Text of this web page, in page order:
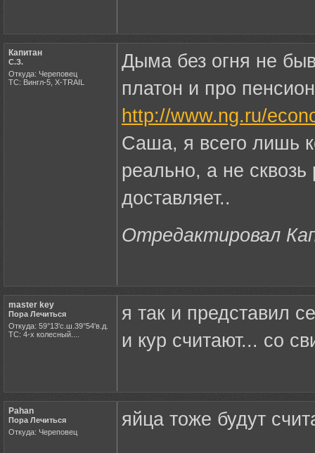
Капитан
С.З.
Откуда: Череповец
ТС: Вингл-5, X-TRAIL
Дыма без огня не
платон и про
http://www.ng.ru/
Саша, я всего лишь
реально, а не
доставляет..
Отредактировал
master key
Пора Лечиться
Откуда: 59°13'с.ш.39°54'в.д.
ТС: 4-х колесный....
я так и представил
и кур считают... со
Pahan
Пора Лечиться
Откуда: Череповец
яйца тоже будут